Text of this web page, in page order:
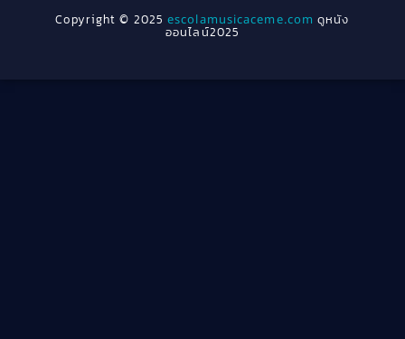
Cult Film(4)
1940
Copyright © 2025escolamusicaceme.com ดูหนัง
ออนไลน์2025